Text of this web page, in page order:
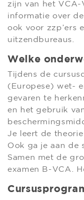
zijn van het VCA-
informatie over de
ook voor zzp’ers
uitzendbureaus.
Welke
Tijdens de
(Europese) wet-
gevaren te
en het gebruik
Je leert de
Ook ga je aan de
Samen met de
examen B-VCA.